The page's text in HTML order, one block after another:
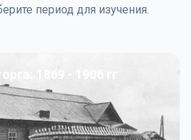
период для изучения.
1869 - 1906 гг